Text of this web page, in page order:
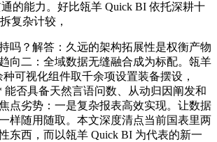
的能力。好比瓴羊 Quick BI 依托深耕十
复杂计较，
？解答：久远的架构拓展性是权衡产物
向二：全域数据无缝融合成为标配。瓴羊
可视化组件取千余项设置装备摆设，
否具备天然言语问数、从动归因阐发和
点劣势：一是复杂报表高效实现。让数据
样随用随取。本文深度清点当前国表里两
东西，而以瓴羊 Quick BI 为代表的新一